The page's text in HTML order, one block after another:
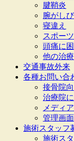
腱鞘炎
腕がし
寝違え
スポー
頭痛に
他の治
交通事故外来
各種お問い合
接骨院
治療院
メディ
管理画面
施術スタッフ
施術ス